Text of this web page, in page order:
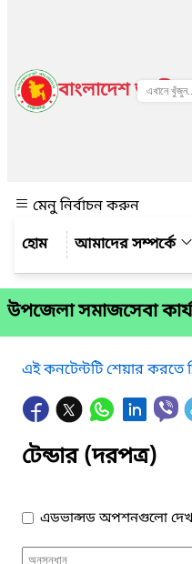
বাংলাদেশ জাতীয়
মেনু নির্বাচন করুন
আমাদের সম্পর্কে
উপজেলা সমাজসেবা
এই কনটেন্টটি শেয়ার করতে
টেন্ডার (দরপত্র)
এডভান্সড অপশনগুলো